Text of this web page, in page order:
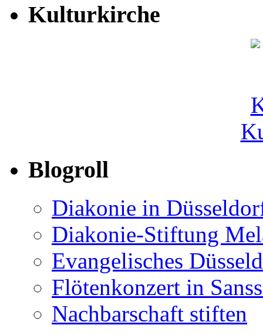
Kulturkirche
Blogroll
Diakonie in
Diakonie-Stiftung
Evangelisches
Flötenkonzert in
Nachbarschaft stiften